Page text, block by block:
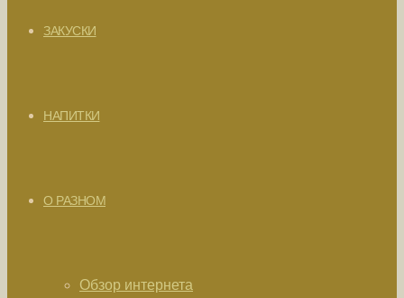
ЗАКУСКИ
НАПИТКИ
О РАЗНОМ
Обзор интернета